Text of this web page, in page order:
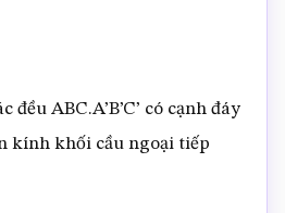
ABC.A’B’C’ có cạnh đáy
kính khối cầu ngoại tiếp